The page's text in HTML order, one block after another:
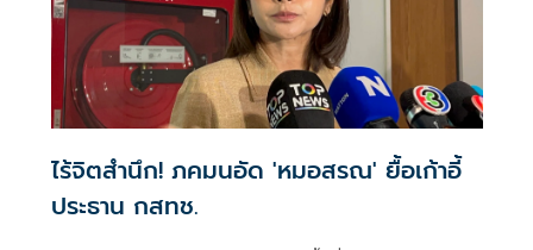
ไร้จิตสำนึก! ภคมนอัด 'หมอสรณ' ยื้อเก้าอี้
ประธาน กสทช.